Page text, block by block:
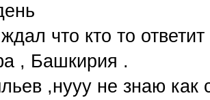
что кто то ответит
, Башкирия .
,нууу не знаю как